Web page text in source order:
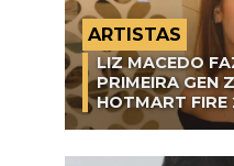
ARTISTAS
LIZ MACEDO
PRIMEIRA GEN
HOTMART